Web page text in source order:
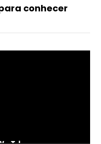
conhecer